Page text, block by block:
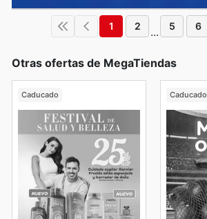
1 2 ... 5 6
Otras ofertas de MegaTiendas
Caducado Caducado